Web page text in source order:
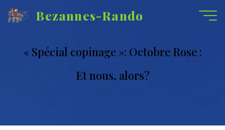
Aller
au
Bezannes-Rando
« Spécial copinage »: Octobre Rose :
Et nous, alors?